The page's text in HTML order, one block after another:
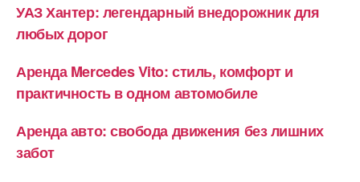
УАЗ Хантер: легендарный внедорожник для
любых дорог
Аренда Mercedes Vito: стиль, комфорт и
практичность в одном автомобиле
Аренда авто: свобода движения без лишних
забот